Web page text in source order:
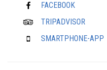
FACEBOOK
TRIPADVISOR
SMARTPHONE-APP